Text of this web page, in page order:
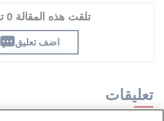
تلقت هذه المقالة 0 تعليق
اضف تعليق
تعليقات